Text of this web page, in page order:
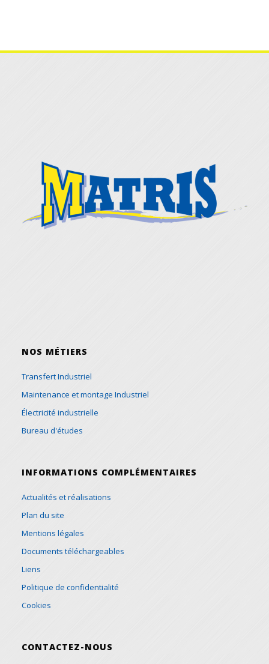
NOS MÉTIERS
Transfert Industriel
Maintenance et montage Industriel
Électricité industrielle
Bureau d'études
INFORMATIONS COMPLÉMENTAIRES
Actualités et réalisations
Plan du site
Mentions légales
Documents téléchargeables
Liens
Politique de confidentialité
Cookies
CONTACTEZ-NOUS